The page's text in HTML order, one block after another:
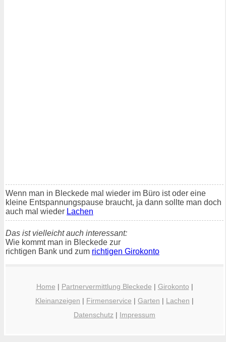
Wenn man in Bleckede mal wieder im Büro ist oder eine
kleine Entspannungspause braucht, ja dann sollte man doch
auch mal wieder Lachen
Das ist vielleicht auch interessant:
Wie kommt man in Bleckede zur
richtigen Bank und zum richtigen Girokonto
Home | Partnervermittlung Bleckede | Girokonto |
Kleinanzeigen | Firmenservice | Garten | Lachen |
Datenschutz | Impressum